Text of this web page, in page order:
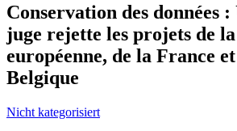
Conservation des données
juge rejette les projets de
européenne, de la France
Belgique
Nicht kategorisiert